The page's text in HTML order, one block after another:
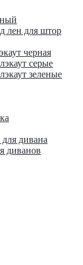
лен для штор
черная
серые
зеленые
дивана
диванов